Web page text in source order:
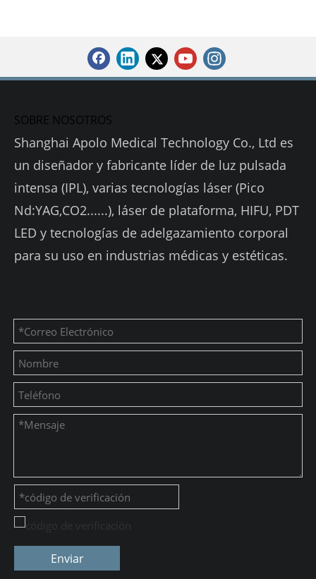
SOBRE NOSOTROS
Shanghai Apolo Medical Technology Co., Ltd es
un diseñador y fabricante líder de luz pulsada
intensa (IPL), varias tecnologías láser (Pico
Nd:YAG,CO2......), láser de plataforma, HIFU, PDT
LED y tecnologías de adelgazamiento corporal
para su uso en industrias médicas y estéticas.
Enviar